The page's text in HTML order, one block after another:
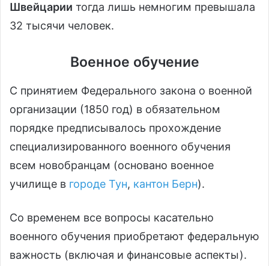
Швейцарии тогда лишь немногим превышала
32 тысячи человек.
Военное обучение
С принятием Федерального закона о военной
организации (1850 год) в обязательном
порядке предписывалось прохождение
специализированного военного обучения
всем новобранцам (основано военное
училище в городе Тун, кантон Берн).
Со временем все вопросы касательно
военного обучения приобретают федеральную
важность (включая и финансовые аспекты).